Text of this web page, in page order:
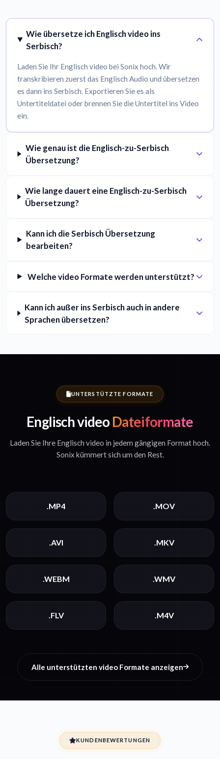
Wie übersetze ich Englisch video ins
Serbisch?
Laden Sie Ihr Englisch video bei Sonix hoch. Wir
transkribieren zuerst das Englisch Audio und übersetzen
es dann ins Serbisch. Exportieren Sie es als
Untertiteldatei oder brennen Sie die Untertitel ins Video
ein.
Wie genau ist die Englisch-zu-Serbisch
Übersetzung?
Wie lange dauert eine Englisch-zu-Serbisch
Übersetzung?
Kann ich die Serbisch Übersetzung
bearbeiten?
Welche video Formate werden unterstützt?
Kann ich außer ins Serbisch auch in andere
Sprachen übersetzen?
UNTERSTÜTZTE FORMATE
Englisch video Dateiformate
Laden Sie Ihre Englisch video in jedem gängigen Format hoch.
Sonix kümmert sich um den Rest.
.MP4 .MOV
.AVI .MKV
.WEBM .WMV
.FLV .M4V
Alle unterstützten video Formate anzeigen
KUNDENBEWERTUNGEN